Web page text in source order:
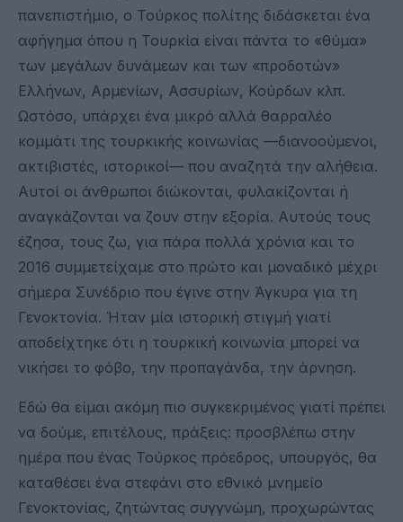
πανεπιστήμιο, ο Τούρκος πολίτης διδάσκεται ένα
αφήγημα όπου η Τουρκία είναι πάντα το «θύμα»
των μεγάλων δυνάμεων και των «προδοτών»
Ελλήνων, Αρμενίων, Ασσυρίων, Κούρδων κλπ.
Ωστόσο, υπάρχει ένα μικρό αλλά θαρραλέο
κομμάτι της τουρκικής κοινωνίας —διανοούμενοι,
ακτιβιστές, ιστορικοί— που αναζητά την αλήθεια.
Αυτοί οι άνθρωποι διώκονται, φυλακίζονται ή
αναγκάζονται να ζουν στην εξορία. Αυτούς τους
έζησα, τους ζω, για πάρα πολλά χρόνια και το
2016 συμμετείχαμε στο πρώτο και μοναδικό μέχρι
σήμερα Συνέδριο που έγινε στην Άγκυρα για τη
Γενοκτονία. Ήταν μία ιστορική στιγμή γιατί
αποδείχτηκε ότι η τουρκική κοινωνία μπορεί να
νικήσει το φόβο, την προπαγάνδα, την άρνηση.
Εδώ θα είμαι ακόμη πιο συγκεκριμένος γιατί πρέπει
να δούμε, επιτέλους, πράξεις: προσβλέπω στην
ημέρα που ένας Τούρκος πρόεδρος, υπουργός, θα
καταθέσει ένα στεφάνι στο εθνικό μνημείο
Γενοκτονίας, ζητώντας συγγνώμη, προχωρώντας